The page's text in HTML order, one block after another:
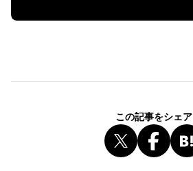
この記事をシェア